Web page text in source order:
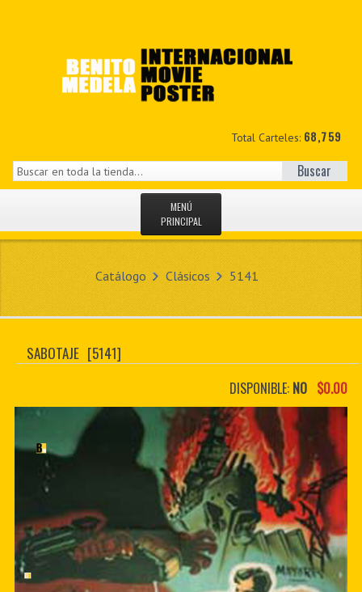
Total Carteles: 68,759
Buscar
MENÚ
PRINCIPAL
MIS DATOS
CUSTOM PDF
Catálogo Clásicos 5141
SABOTAJE [5141]
DISPONIBLE: NO $0.00